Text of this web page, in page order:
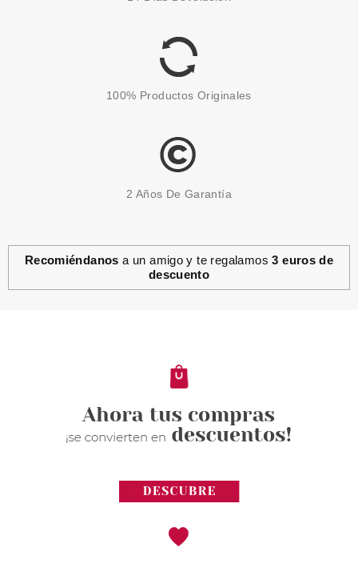
2.10€
ESSENCE
1.72€
100% Productos Originales
2 Años De Garantía
Recomiéndanos a un amigo y te regalamos3 euros de
descuento